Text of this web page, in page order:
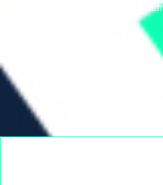
Ici, vous trouverez toutes les